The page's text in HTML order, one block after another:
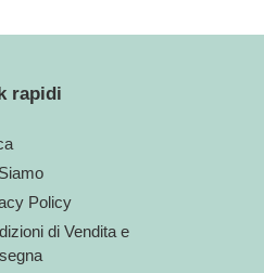
rapidi
Policy
di Vendita e